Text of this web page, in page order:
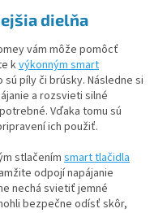
dielňa
vám môže pomôcť
kvýkonným smart
píly či brúsky. Následne si
a rozsvieti silné
Vďaka tomu sú
ich použiť.
stlačením smart tlačidla
odpojí napájanie
nechá svietiť jemné
bezpečne odísť skôr,